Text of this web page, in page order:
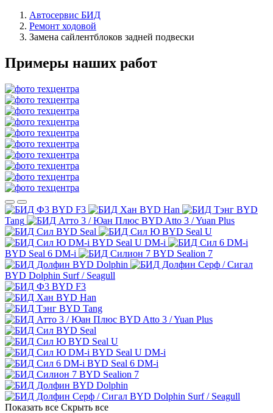
Автосервис БИД
Ремонт ходовой
Замена сайлентблоков задней подвески
Примеры наших работ
BYD F3 BYD Han
BYD
Tang
BYD Atto 3 / Yuan Plus
BYD Seal
BYD Seal U
BYD Seal U DM-i
BYD Seal 6 DM-i
BYD Sealion 7
BYD Dolphin
BYD Dolphin Surf / Seagull
BYD F3
BYD Han
BYD Tang
BYD Atto 3 / Yuan Plus
BYD Seal
BYD Seal U
BYD Seal U DM-i
BYD Seal 6 DM-i
BYD Sealion 7
BYD Dolphin
BYD Dolphin Surf / Seagull
Показать все Скрыть все